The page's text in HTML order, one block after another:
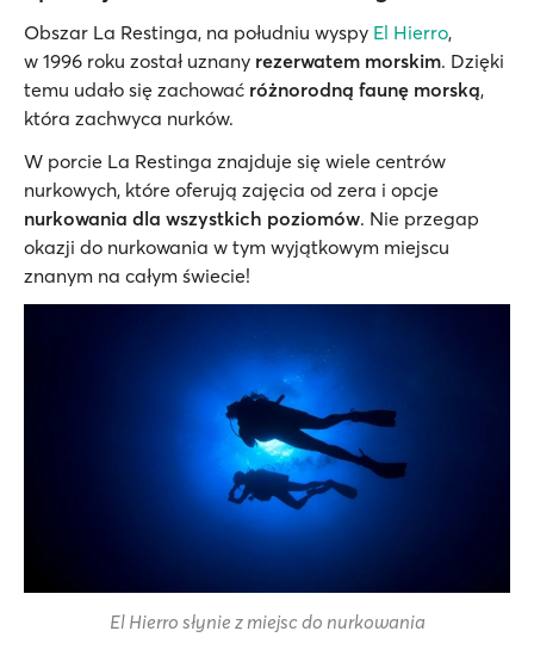
Obszar La Restinga, na południu wyspy El Hierro,
w 1996 roku został uznany rezerwatem morskim. Dzięki
temu udało się zachować różnorodną faunę morską,
która zachwyca nurków.
W porcie La Restinga znajduje się wiele centrów
nurkowych, które oferują zajęcia od zera i opcje
nurkowania dla wszystkich poziomów. Nie przegap
okazji do nurkowania w tym wyjątkowym miejscu
znanym na całym świecie!
El Hierro słynie z miejsc do nurkowania